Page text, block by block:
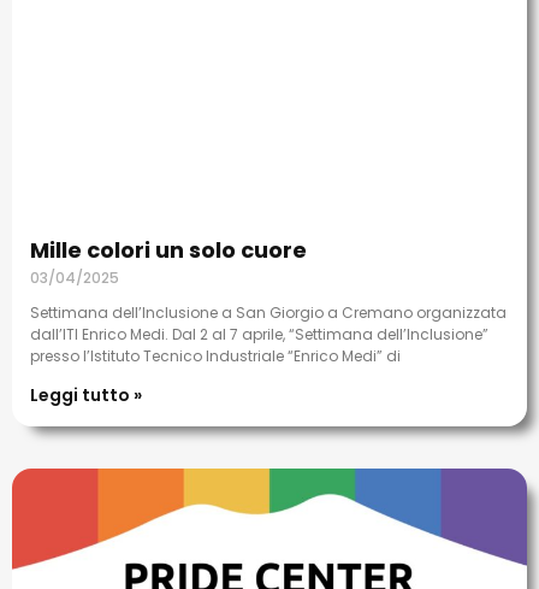
Mille colori un solo cuore
03/04/2025
Settimana dell’Inclusione a San Giorgio a Cremano organizzata
dall’ITI Enrico Medi. Dal 2 al 7 aprile, “Settimana dell’Inclusione”
presso l’Istituto Tecnico Industriale “Enrico Medi” di
Leggi tutto »